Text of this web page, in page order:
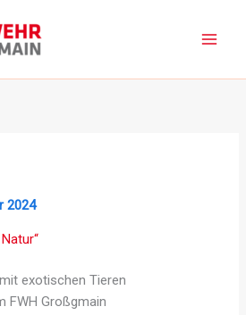
2024
exotischen Tieren
FWH Großgmain